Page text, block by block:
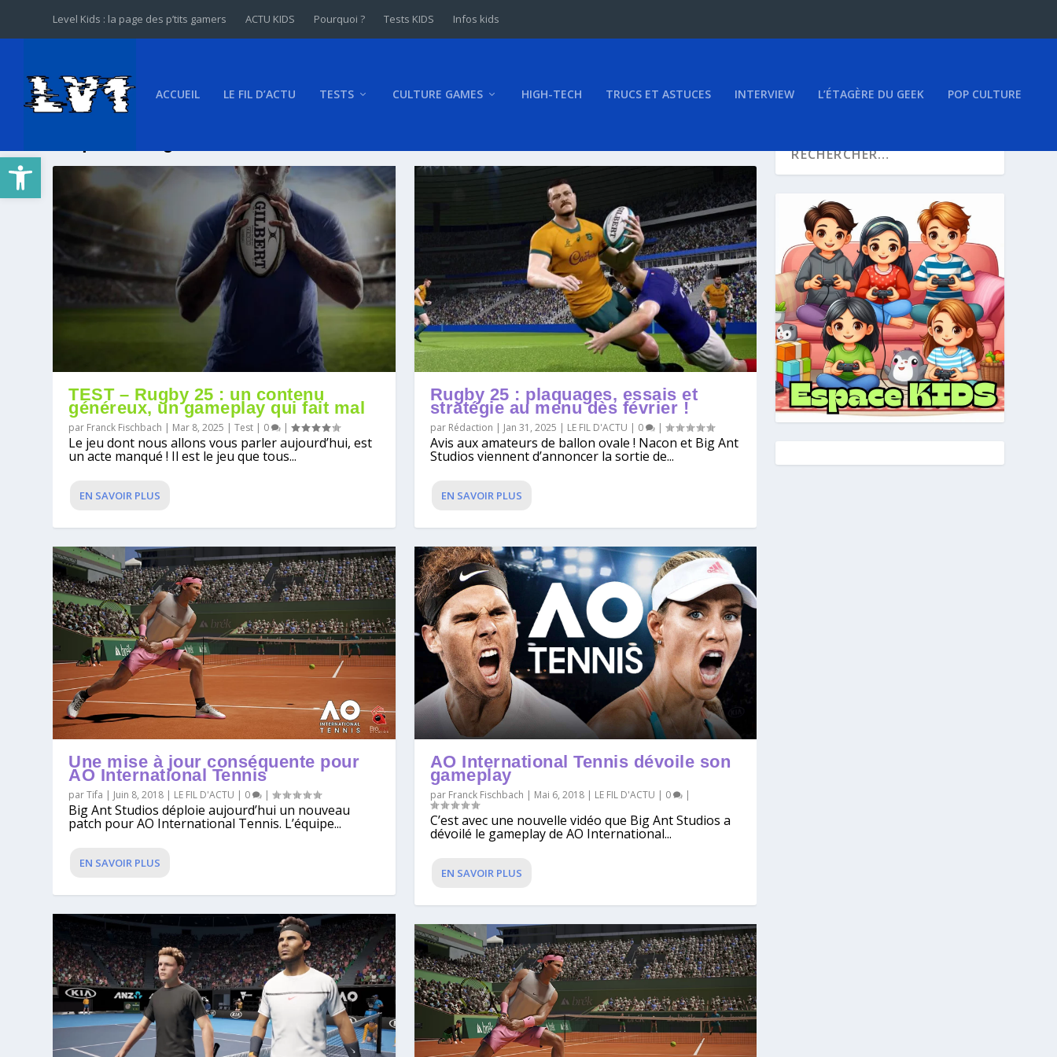
Ouvrir la barre d’outils
Level Kids : la page des p’tits gamers ACTU KIDS Pourquoi ? Tests KIDS Infos kids
ACCUEIL LE FIL D’ACTU TESTS CULTURE GAMES HIGH-TECH TRUCS ET ASTUCES INTERVIEW L’ÉTAGÈRE DU GEEK POP CULTURE
TEST – Rugby 25 : un contenu
généreux, un gameplay qui fait mal
par Franck Fischbach | Mar 8, 2025 |Test | 0 |
Le jeu dont nous allons vous parler aujourd’hui, est
un acte manqué ! Il est le jeu que tous...
EN SAVOIR PLUS
Une mise à jour conséquente pour
AO International Tennis
parTifa | Juin 8, 2018 | LE FIL D'ACTU | 0 |
Big Ant Studios déploie aujourd’hui un nouveau
patch pour AO International Tennis. L’équipe...
EN SAVOIR PLUS
Rugby 25 : plaquages, essais et
stratégie au menu dès février !
par Rédaction | Jan 31, 2025 | LE FIL D'ACTU | 0 |
Avis aux amateurs de ballon ovale ! Nacon et Big Ant
Studios viennent d’annoncer la sortie de...
EN SAVOIR PLUS
AO International Tennis dévoile son
gameplay
par Franck Fischbach | Mai 6, 2018| LE FIL D'ACTU | 0 |
C’est avec une nouvelle vidéo que Big Ant Studios a
dévoilé le gameplay de AO International...
EN SAVOIR PLUS